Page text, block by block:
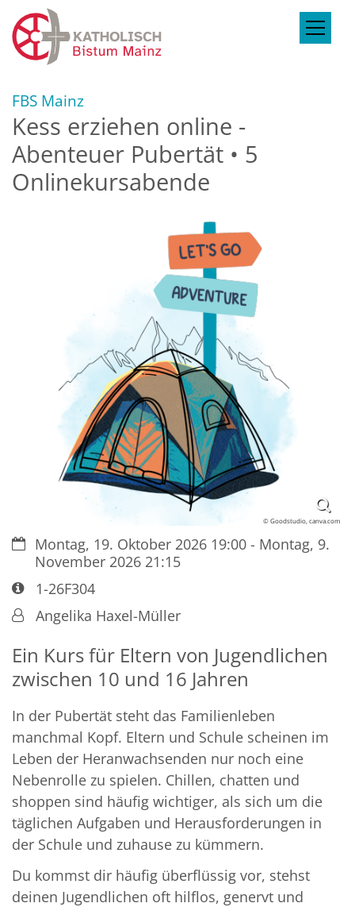
Zum Inhalt springen
FBS Mainz
Kess erziehen online -
Abenteuer Pubertät • 5
Onlinekursabende
© Goodstudio, canva.com
Datum:Montag, 19. Oktober 2026 19:00 - Montag, 9.
November 2026 21:15
Art bzw. Nummer:
1-26F304
Von:Angelika Haxel-Müller
Ein Kurs für Eltern von Jugendlichen
zwischen 10 und 16 Jahren
In der Pubertät steht das Familienleben
manchmal Kopf. Eltern und Schule scheinen im
Leben der Heranwachsenden nur noch eine
Nebenrolle zu spielen. Chillen, chatten und
shoppen sind häufig wichtiger, als sich um die
täglichen Aufgaben und Herausforderungen in
der Schule und zuhause zu kümmern.
Du kommst dir häufig überflüssig vor, stehst
deinen Jugendlichen oft hilflos, genervt und